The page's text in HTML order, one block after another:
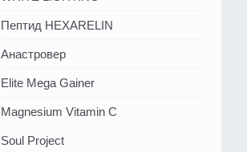
Пептид HEXARELIN
Анастровер
Elite Mega Gainer
Magnesium Vitamin C
Soul Project